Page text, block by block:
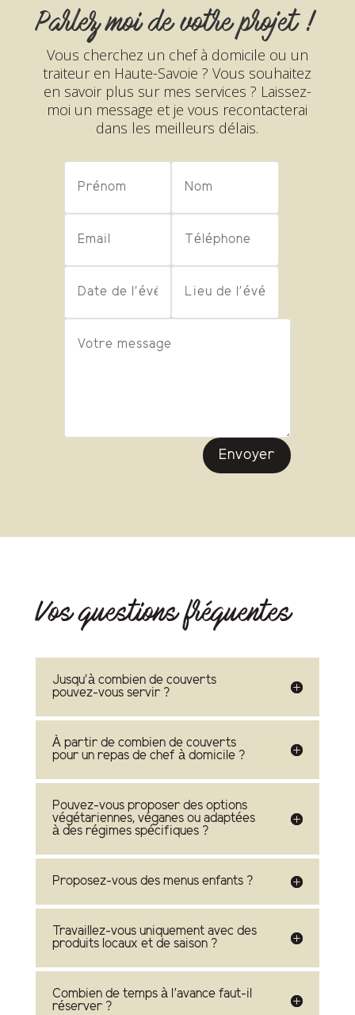
Parlez moi de votre projet !
Vous cherchez un chef à domicile ou un
traiteur en Haute-Savoie ? Vous souhaitez
en savoir plus sur mes services ? Laissez-
moi un message et je vous recontacterai
dans les meilleurs délais.
Envoyer
Vos questions fréquentes
Jusqu'à combien de couverts
pouvez-vous servir ?
À partir de combien de couverts
pour un repas de chef à domicile ?
Pouvez-vous proposer des options
végétariennes, véganes ou adaptées
à des régimes spécifiques ?
Proposez-vous des menus enfants ?
Travaillez-vous uniquement avec des
produits locaux et de saison ?
Combien de temps à l’avance faut-il
réserver ?